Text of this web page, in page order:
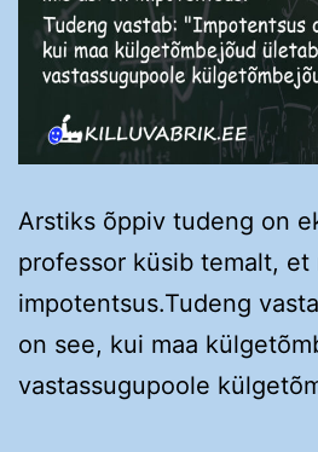
Arstiks õppiv tudeng on
professor küsib temalt, et
impotentsus.Tudeng
on see, kui maa
vastassugupoole